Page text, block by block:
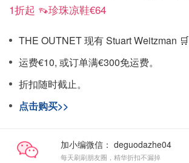
1折起 👡珍珠凉鞋€64
THE OUTNET 现有 Stuart Weitzman 🛒
运费€10, 或订单满€300免运费。
折扣随时截止。
点击购买>>
加小编微信：
每天刷刷朋友圈，精华折扣不漏掉